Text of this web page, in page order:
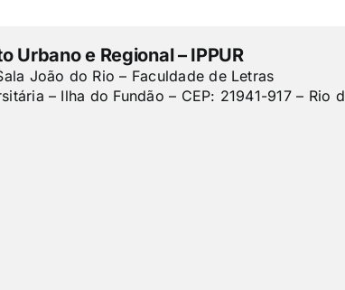
Urbano e Regional – IPPUR
João do Rio – Faculdade de Letras
– Ilha do Fundão – CEP: 21941-917 – Rio